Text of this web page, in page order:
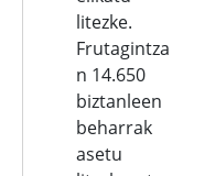
litezke.
Frutagintza
n 14.650
biztanleen
beharrak
asetu